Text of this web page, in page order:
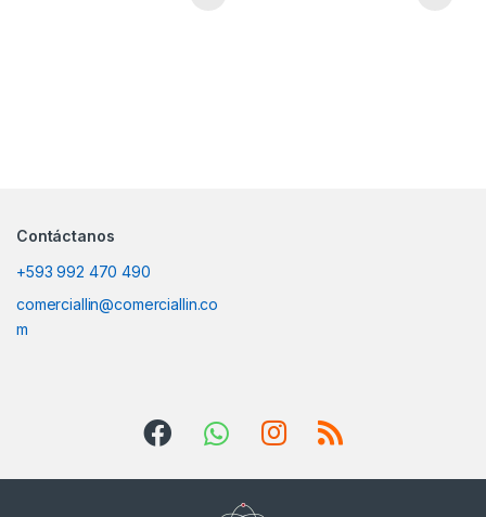
Contáctanos
+593 992 470 490
comerciallin@comerciallin.co
m